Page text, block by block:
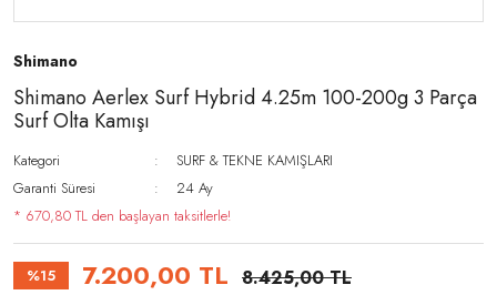
Shimano
Shimano Aerlex Surf Hybrid 4.25m 100-200g 3 Parça
Surf Olta Kamışı
Kategori
SURF & TEKNE KAMIŞLARI
Garanti Süresi
24 Ay
* 670,80 TL den başlayan taksitlerle!
%15 7.200,00 TL 8.425,00 TL